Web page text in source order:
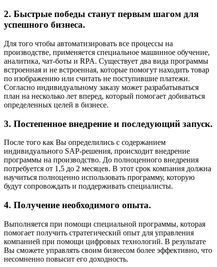
2. Быстрые победы станут первым шагом для
успешного бизнеса.
Для того чтобы автоматизировать все процессы на
производстве, применяется специальное машинное обучение,
аналитика, чат-боты и RPA. Существует два вида программы
встроенная и не встроенная, которые помогут находить товар
по изображению или считать не поступившие платежи.
Согласно индивидуальному заказу может разрабатываться
план на несколько лет вперед, который помогает добиваться
определенных целей в бизнесе.
3. Постепенное внедрение и последующий запуск.
После того как Вы определились с содержанием
индивидуального SAP-решения, происходит внедрение
программы на производство. До полноценного внедрения
потребуется от 1,5 до 2 месяцев. В этот срок компания должна
научиться полноценно использовать программу, которую
будут сопровождать и поддерживать специалисты.
4. Получение необходимого опыта.
Выполняется при помощи специальной программы, которая
помогает получить стратегический опыт для управления
компанией при помощи цифровых технологий. В результате
Вы сможете управлять своим бизнесом более эффективно, что
несомненно повысит его доходность.